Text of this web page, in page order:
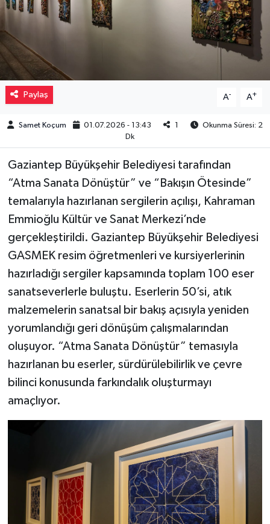
Paylaş A- A+
Samet Koçum 01.07.2026 - 13:43 1
Okunma Süresi: 2
Dk
Gaziantep Büyükşehir Belediyesi tarafından
“Atma Sanata Dönüştür” ve “Bakışın Ötesinde”
temalarıyla hazırlanan sergilerin açılışı, Kahraman
Emmioğlu Kültür ve Sanat Merkezi’nde
gerçekleştirildi. Gaziantep Büyükşehir Belediyesi
GASMEK resim öğretmenleri ve kursiyerlerinin
hazırladığı sergiler kapsamında toplam 100 eser
sanatseverlerle buluştu. Eserlerin 50’si, atık
malzemelerin sanatsal bir bakış açısıyla yeniden
yorumlandığı geri dönüşüm çalışmalarından
oluşuyor. “Atma Sanata Dönüştür” temasıyla
hazırlanan bu eserler, sürdürülebilirlik ve çevre
bilinci konusunda farkındalık oluşturmayı
amaçlıyor.
Piyasa
Resmi İlanlar
Sağlık
Teknoloji
Türkiye
Video Haber
Yaşam
Yeme-İçme
Yemek